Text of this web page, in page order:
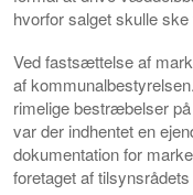
hvorfor salget skulle
Ved fastsættelse af
af
rimelige bestræbelser
var der indhentet en
dokumentation for
foretaget af